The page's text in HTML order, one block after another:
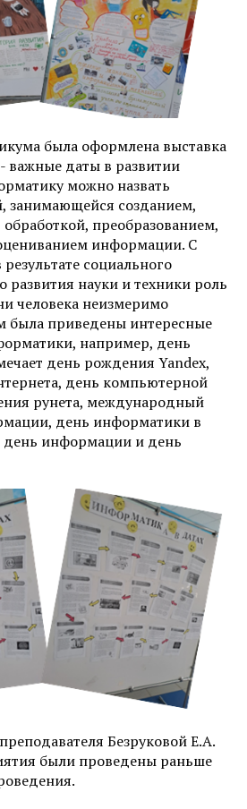
была оформлена выставка
важные даты в развитии
можно назвать
занимающейся созданием,
преобразованием,
информации. С
социального
развития науки и техники роль
человека неизмеримо
была приведены интересные
например, день
день рождения Yandex,
день компьютерной
рунета, международный
день информатики в
информации и день
Безруковой Е.А.
были проведены раньше